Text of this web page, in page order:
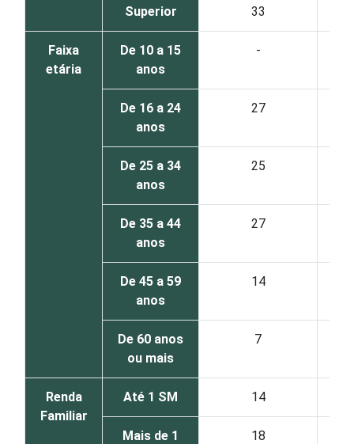
Superior 33
Faixa
etária
De 10 a 15
anos
-
De 16 a 24
anos
27
De 25 a 34
anos
25
De 35 a 44
anos
27
De 45 a 59
anos
14
De 60 anos
ou mais
7
Renda
Familiar
Até 1 SM 14
Mais de 1
18